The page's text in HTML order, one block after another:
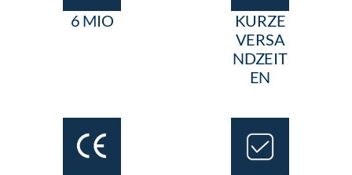
6 MIO
KURZE
VERSA
NDZEIT
EN